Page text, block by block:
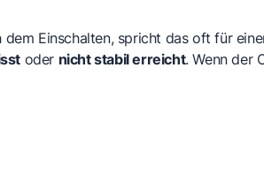
Einschalten, spricht das oft für
oder nicht stabil erreicht. Wenn der